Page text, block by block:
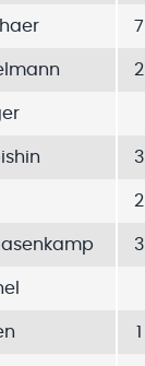
7
2
3
2
3
1